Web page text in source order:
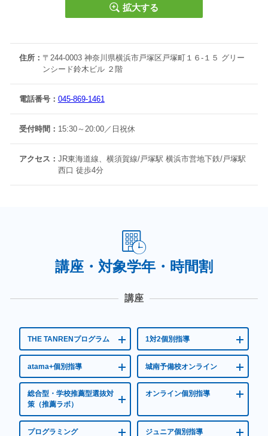
戸塚高・舞岡高・金井高・上矢部高・横浜桜陽高・横浜清陵高・
「今月のお知らせ」はコチラから！
「教室からのメッセージ」はコチラから！
「合格実績・指導実績」はコチラから！
■他の誰でもないアナタをお待ちしております☆彡
045-869-1461
拡大する
住所： 〒244-0003 神奈川県横浜市戸塚区戸塚町１６-１５ グリー
ンシード鈴木ビル ２階
電話番号： 045-869-1461
受付時間： 15:30～20:00／日祝休
アクセス： JR東海道線、横須賀線/戸塚駅 横浜市営地下鉄/戸塚駅
西口 徒歩4分
講座・対象学年・時間割
講座
THE TANRENプログラム 1対2個別指導
atama+個別指導 城南予備校オンライン
総合型・学校推薦型選抜対
策（推薦ラボ）
オンライン個別指導
プログラミング ジュニア個別指導